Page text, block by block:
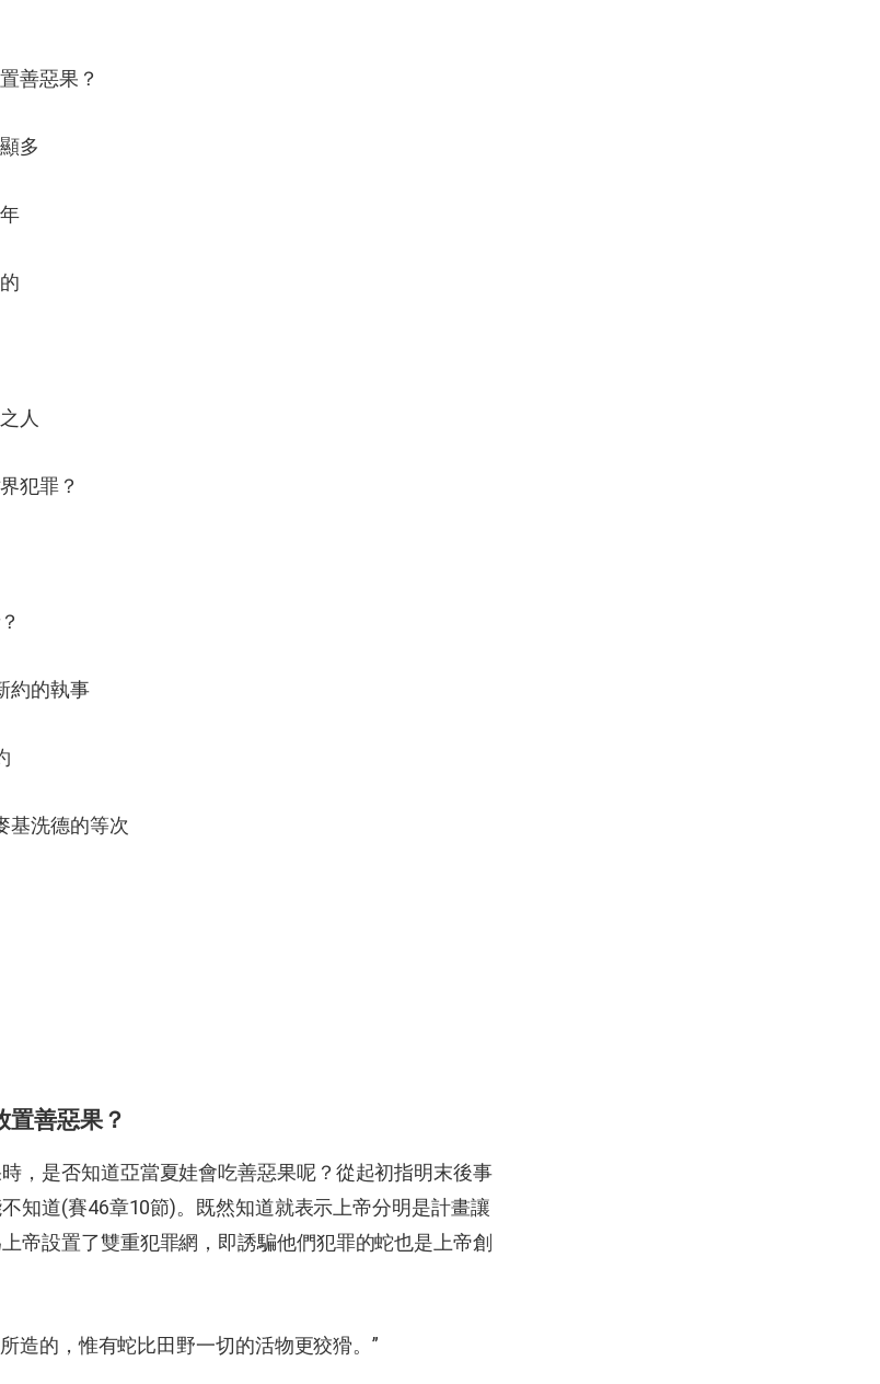
善惡果？
多
人
犯罪？
約的執事
基洗德的等次
置善惡果？
時，是否知道亞當夏娃會吃善惡果呢？從起初指明末後事
知道(賽46章10節)。既然知道就表示上帝分明是計畫讓
帝設置了雙重犯罪網，即誘騙他們犯罪的蛇也是上帝創
造的，惟有蛇比田野一切的活物更狡猾。”